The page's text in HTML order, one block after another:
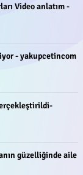
Video anlatım -
- yakupcetincom
güzelliğinde aile